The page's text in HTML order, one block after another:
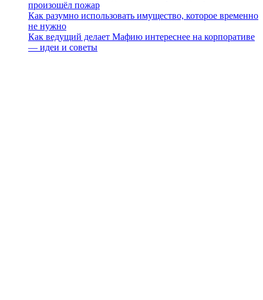
произошёл пожар
Как разумно использовать имущество, которое временно
не нужно
Как ведущий делает Мафию интереснее на корпоративе
— идеи и советы